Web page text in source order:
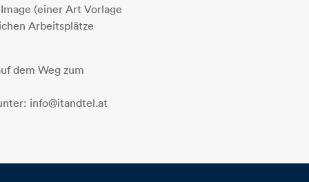
(einer Art Vorlage
Arbeitsplätze
dem Weg zum
info@itandtel.at